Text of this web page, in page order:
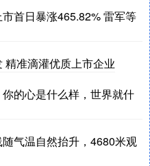
首日暴涨465.82% 雷军等
精准滴灌优质上市企业
的心是什么样，世界就什
气温自然抬升，4680米观